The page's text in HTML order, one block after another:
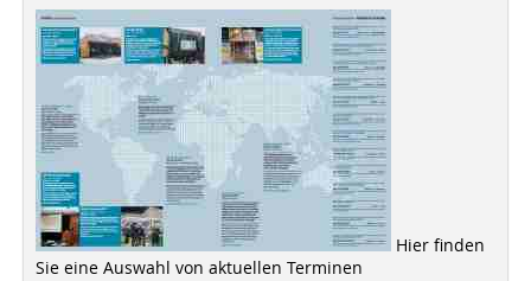
Hier finden
Sie eine Auswahl von aktuellen Terminen